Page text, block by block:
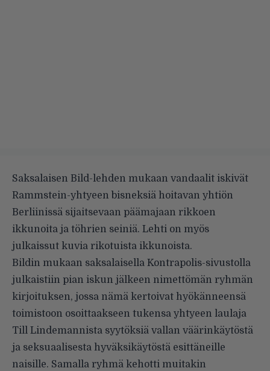
Saksalaisen Bild-lehden mukaan vandaalit iskivät
Rammstein-yhtyeen bisneksiä hoitavan yhtiön
Berliinissä sijaitsevaan päämajaan rikkoen
ikkunoita ja töhrien seiniä. Lehti on myös
julkaissut kuvia rikotuista ikkunoista.
Bildin mukaan saksalaisella Kontrapolis-sivustolla
julkaistiin pian iskun jälkeen nimettömän ryhmän
kirjoituksen, jossa nämä kertoivat hyökänneensä
toimistoon osoittaakseen tukensa yhtyeen laulaja
Till Lindemannista syytöksiä vallan väärinkäytöstä
ja seksuaalisesta hyväksikäytöstä esittäneille
naisille. Samalla ryhmä kehotti muitakin